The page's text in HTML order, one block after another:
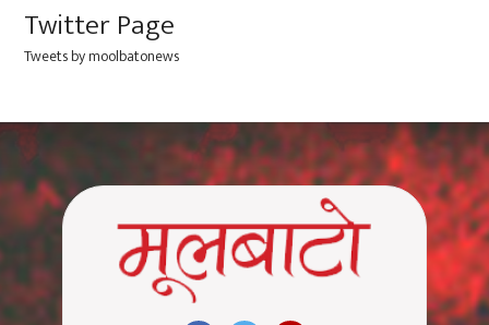
Twitter Page
Tweets by moolbatonews